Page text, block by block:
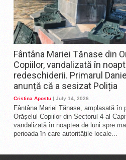
Fântâna Mariei Tănase din
Copiilor, vandalizată în
redeschiderii. Primarul
anunță că a sesizat Poliția
Cristina Apostu | July 14, 2026
Fântâna Mariei Tănase, amplasată în
Orășelul Copiilor din Sectorul 4 al
vandalizată în noaptea de luni spre
perioada în care autoritățile locale...